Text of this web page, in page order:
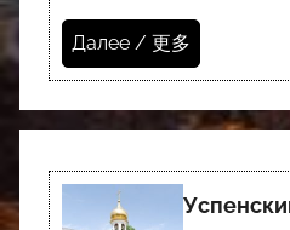
Далее / 更多